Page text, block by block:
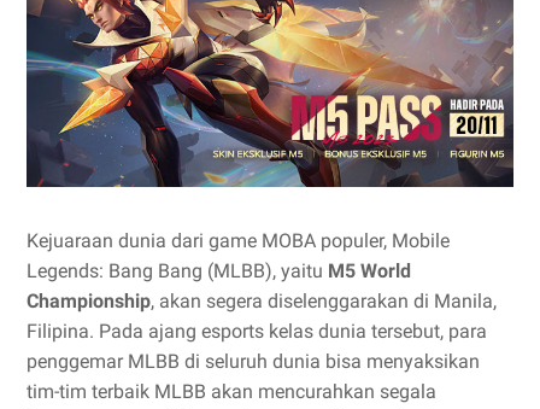
Kejuaraan dunia dari game MOBA populer, Mobile
Legends: Bang Bang (MLBB), yaitu M5 World
Championship, akan segera diselenggarakan di Manila,
Filipina. Pada ajang esports kelas dunia tersebut, para
penggemar MLBB di seluruh dunia bisa menyaksikan
tim-tim terbaik MLBB akan mencurahkan segala